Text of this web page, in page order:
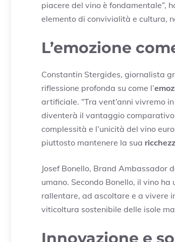
piacere del vino è fondamentale”,
elemento di convivialità e cultura,
L’emozione
Constantin Stergides, giornalista
riflessione profonda su come l’
artificiale. “Tra vent’anni vivremo
diventerà il vantaggio
complessità e l’unicità del vino
piuttosto mantenere la sua
Josef Bonello, Brand Ambassador
umano. Secondo Bonello, il vino
rallentare, ad ascoltare e a vivere
viticoltura sostenibile delle isole
Innovazione e